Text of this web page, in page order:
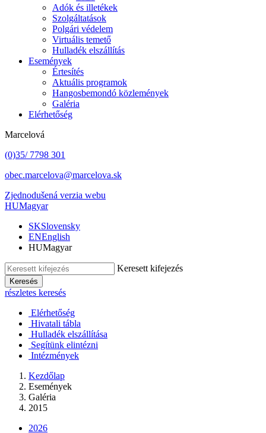
Adók és illetékek
Szolgáltatások
Polgári védelem
Virtuális temető
Hulladék elszállítás
Események
Értesítés
Aktuális programok
Hangosbemondó közlemények
Galéria
Elérhetőség
Marcelová
(0)35/ 7798 301
obec.marcelova@marcelova.sk
Zjednodušená verzia webu
HUMagyar
SKSlovensky
ENEnglish
HUMagyar
Keresett kifejezés
Keresés
részletes keresés
Elérhetőség
Hivatali tábla
Hulladék elszállítása
Segítünk elintézni
Intézmények
Kezdőlap
Események
Galéria
2015
2026